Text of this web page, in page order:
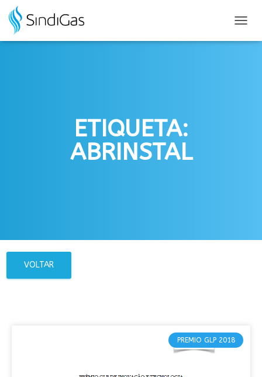
for:
ETIQUETA:
ABRINSTAL
VOLTAR
PREMIO GLP 2018